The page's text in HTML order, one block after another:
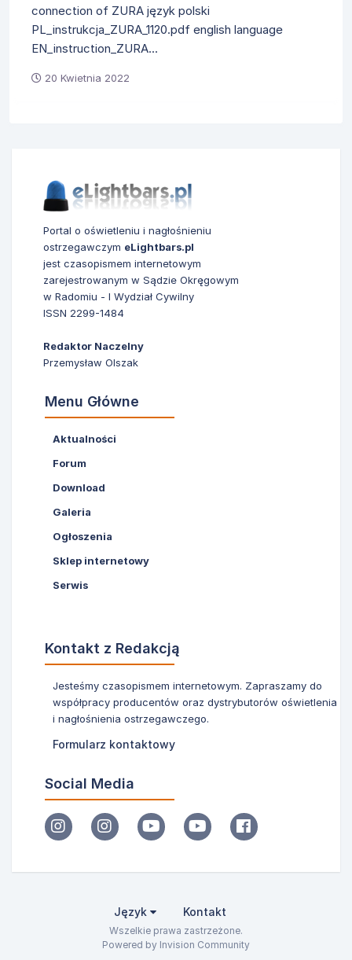
connection of ZURA język polski
PL_instrukcja_ZURA_1120.pdf english language
EN_instruction_ZURA...
20 Kwietnia 2022
Portal o oświetleniu i nagłośnieniu
ostrzegawczym eLightbars.pl
jest czasopismem internetowym
zarejestrowanym w Sądzie Okręgowym
w Radomiu - I Wydział Cywilny
ISSN 2299-1484
Redaktor Naczelny
Przemysław Olszak
Menu Główne
Aktualności
Forum
Download
Galeria
Ogłoszenia
Sklep internetowy
Serwis
Kontakt z Redakcją
Jesteśmy czasopismem internetowym. Zapraszamy do
współpracy producentów oraz dystrybutorów oświetlenia
i nagłośnienia ostrzegawczego.
Formularz kontaktowy
Social Media
Język Kontakt
Wszelkie prawa zastrzeżone.
Powered by Invision Community